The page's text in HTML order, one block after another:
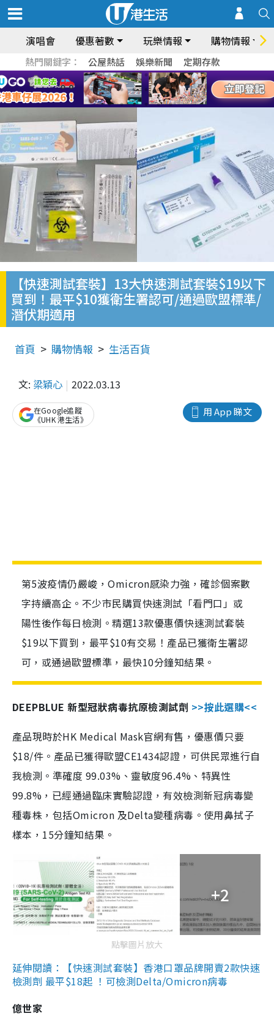
演唱會 優惠著數 玩樂情報 購物情報
熱門關鍵字： 公屋熱話 娛樂新聞 定期存款
【快速測試套裝】13大快速測試套裝$19以下
買到！最平$10獲衛生署認可/通過歐盟標準/
潛伏期適用
首頁 購物情報 生活百貨
文: 梁穎心 2022.03.13
用 App 睇文
在Google追蹤
《UHK 港生活》
第5波疫情仍嚴峻，Omicron感染力強，確診個案數
字持續高企。不少市民購買快速測試「看門口」或
陽性後作每日檢測。精選13款優惠價快速測試套裝
$19以下買到，最平$10有交易！產品已獲衛生署認
可，或通過歐盟標準，最快10分鐘知結果。
DEEPBLUE 新型冠狀病毒抗原檢測試劑 >>按此選購<<
產品現時於HK Medical Mask官網有售，優惠價只要
$18/件。產品已獲得歐盟CE1434認證，可供民眾進行自
我檢測。準確度 99.03%、靈敏度96.4%、特異性
99.8%，已經通過臨床實驗認證，有效檢測新冠病毒變
種毒株，包括Omicron 及Delta變種病毒。使用鼻拭子
樣本，15分鐘知結果。
+2
點擊圖片放大
延伸閱讀：【快速測試套裝】香港口罩品牌開賣2款快速
檢測劑 最平$18起 ！可檢測Delta/Omicron病毒
億世家